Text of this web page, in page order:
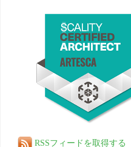
RSSフィードを取得する